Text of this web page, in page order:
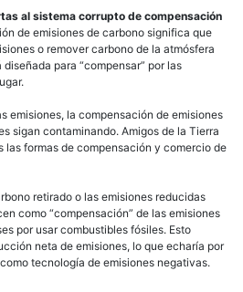
al sistema corrupto de compensación
de emisiones de carbono significa que
o remover carbono de la atmósfera
para “compensar” por las
emisiones, la compensación de emisiones
sigan contaminando. Amigos de la Tierra
las formas de compensación y comercio de
retirado o las emisiones reducidas
como “compensación” de las emisiones
por usar combustibles fósiles. Esto
neta de emisiones, lo que echaría por
tecnología de emisiones negativas.